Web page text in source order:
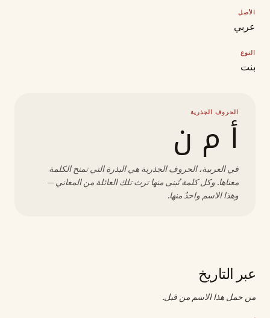
الأصل
عربي
النوع
بنت
الحروف الجذرية
أ م ن
في العربية، الحروف الجذرية هي البذرة التي تمنح الكلمة
معناها. وكل كلمة تُبنى منها ترث تلك العائلة من المعاني —
وهذا الاسم واحدٌ منها.
عبر التاريخ
من حمل هذا الاسم من قبل.